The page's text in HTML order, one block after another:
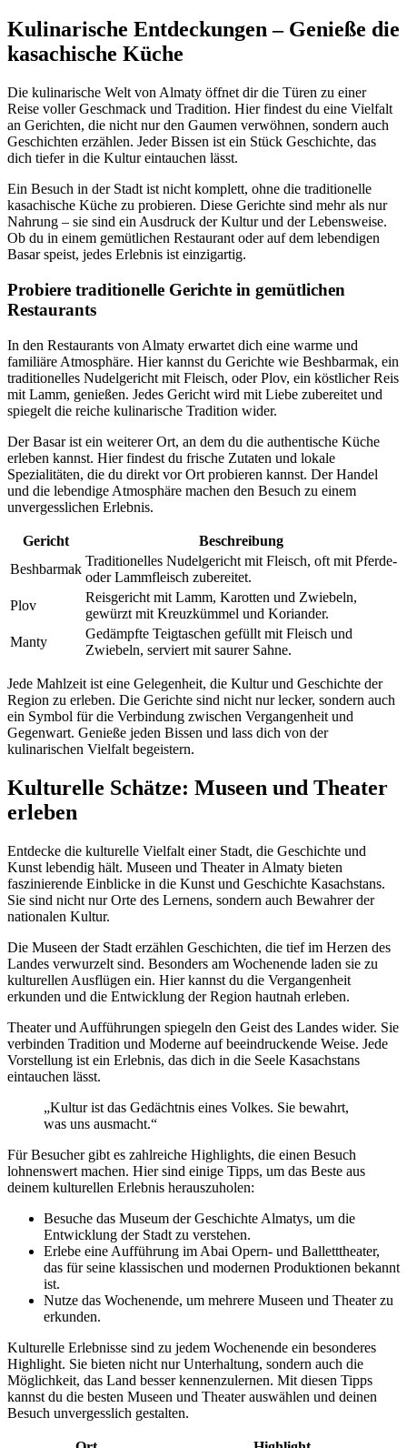
Kulinarische Entdeckungen – Genieße die
kasachische Küche
Die kulinarische Welt von Almaty öffnet dir die Türen zu einer
Reise voller Geschmack und Tradition. Hier findest du eine Vielfalt
an Gerichten, die nicht nur den Gaumen verwöhnen, sondern auch
Geschichten erzählen. Jeder Bissen ist ein Stück Geschichte, das
dich tiefer in die Kultur eintauchen lässt.
Ein Besuch in der Stadt ist nicht komplett, ohne die traditionelle
kasachische Küche zu probieren. Diese Gerichte sind mehr als nur
Nahrung – sie sind ein Ausdruck der Kultur und der Lebensweise.
Ob du in einem gemütlichen Restaurant oder auf dem lebendigen
Basar speist, jedes Erlebnis ist einzigartig.
Probiere traditionelle Gerichte in gemütlichen
Restaurants
In den Restaurants von Almaty erwartet dich eine warme und
familiäre Atmosphäre. Hier kannst du Gerichte wie Beshbarmak, ein
traditionelles Nudelgericht mit Fleisch, oder Plov, ein köstlicher Reis
mit Lamm, genießen. Jedes Gericht wird mit Liebe zubereitet und
spiegelt die reiche kulinarische Tradition wider.
Der Basar ist ein weiterer Ort, an dem du die authentische Küche
erleben kannst. Hier findest du frische Zutaten und lokale
Spezialitäten, die du direkt vor Ort probieren kannst. Der Handel
und die lebendige Atmosphäre machen den Besuch zu einem
unvergesslichen Erlebnis.
Gericht
Beschreibung
Beshbarmak
Traditionelles Nudelgericht mit Fleisch, oft mit Pferde-
oder Lammfleisch zubereitet.
Plov
Reisgericht mit Lamm, Karotten und Zwiebeln,
gewürzt mit Kreuzkümmel und Koriander.
Manty
Gedämpfte Teigtaschen gefüllt mit Fleisch und
Zwiebeln, serviert mit saurer Sahne.
Jede Mahlzeit ist eine Gelegenheit, die Kultur und Geschichte der
Region zu erleben. Die Gerichte sind nicht nur lecker, sondern auch
ein Symbol für die Verbindung zwischen Vergangenheit und
Gegenwart. Genieße jeden Bissen und lass dich von der
kulinarischen Vielfalt begeistern.
Kulturelle Schätze: Museen und Theater
erleben
Entdecke die kulturelle Vielfalt einer Stadt, die Geschichte und
Kunst lebendig hält. Museen und Theater in Almaty bieten
faszinierende Einblicke in die Kunst und Geschichte Kasachstans.
Sie sind nicht nur Orte des Lernens, sondern auch Bewahrer der
nationalen Kultur.
Die Museen der Stadt erzählen Geschichten, die tief im Herzen des
Landes verwurzelt sind. Besonders am Wochenende laden sie zu
kulturellen Ausflügen ein. Hier kannst du die Vergangenheit
erkunden und die Entwicklung der Region hautnah erleben.
Theater und Aufführungen spiegeln den Geist des Landes wider. Sie
verbinden Tradition und Moderne auf beeindruckende Weise. Jede
Vorstellung ist ein Erlebnis, das dich in die Seele Kasachstans
eintauchen lässt.
„Kultur ist das Gedächtnis eines Volkes. Sie bewahrt,
was uns ausmacht.“
Für Besucher gibt es zahlreiche Highlights, die einen Besuch
lohnenswert machen. Hier sind einige Tipps, um das Beste aus
deinem kulturellen Erlebnis herauszuholen:
Besuche das Museum der Geschichte Almatys, um die
Entwicklung der Stadt zu verstehen.
Erlebe eine Aufführung im Abai Opern- und Balletttheater,
das für seine klassischen und modernen Produktionen bekannt
ist.
Nutze das Wochenende, um mehrere Museen und Theater zu
erkunden.
Kulturelle Erlebnisse sind zu jedem Wochenende ein besonderes
Highlight. Sie bieten nicht nur Unterhaltung, sondern auch die
Möglichkeit, das Land besser kennenzulernen. Mit diesen Tipps
kannst du die besten Museen und Theater auswählen und deinen
Besuch unvergesslich gestalten.